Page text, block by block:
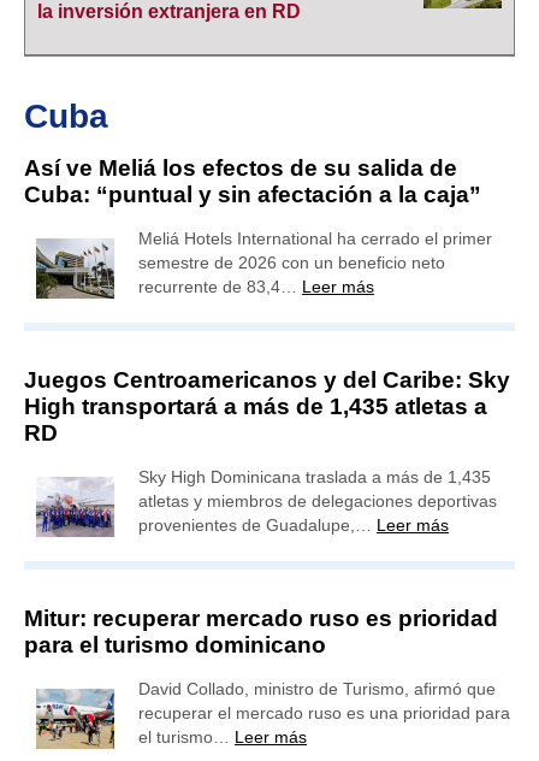
la inversión extranjera en RD
Cuba
Así ve Meliá los efectos de su salida de
Cuba: “puntual y sin afectación a la caja”
Meliá Hotels International ha cerrado el primer
semestre de 2026 con un beneficio neto
recurrente de 83,4… Leer más
Juegos Centroamericanos y del Caribe: Sky
High transportará a más de 1,435 atletas a
RD
Sky High Dominicana traslada a más de 1,435
atletas y miembros de delegaciones deportivas
provenientes de Guadalupe,… Leer más
Mitur: recuperar mercado ruso es prioridad
para el turismo dominicano
David Collado, ministro de Turismo, afirmó que
recuperar el mercado ruso es una prioridad para
el turismo… Leer más